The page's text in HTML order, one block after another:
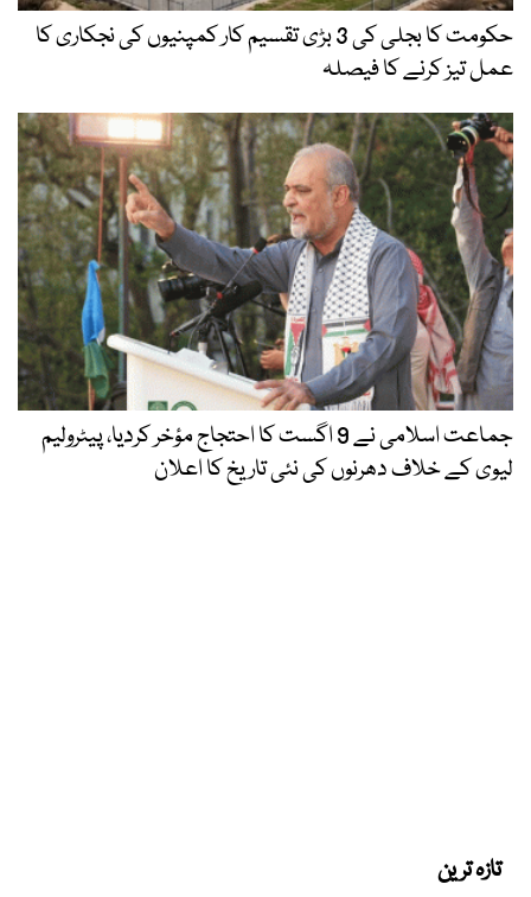
حکومت کا بجلی کی 3 بڑی تقسیم کار کمپنیوں کی نجکاری کا
عمل تیز کرنے کا فیصلہ
جماعت اسلامی نے 9 اگست کا احتجاج مؤخر کردیا، پیٹرولیم
لیوی کے خلاف دھرنوں کی نئی تاریخ کا اعلان
تازہ ترین